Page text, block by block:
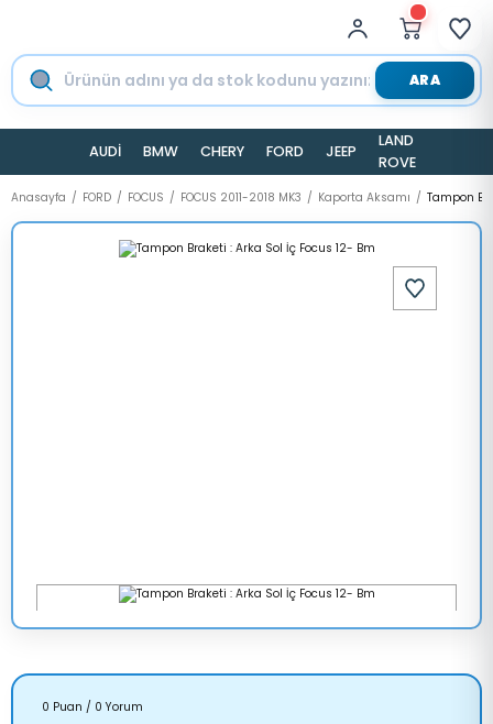
ARA
AUDİ BMW CHERY FORD JEEP
LAND
ROVER
Anasayfa FORD FOCUS FOCUS 2011-2018 MK3 Kaporta Aksamı Tampon
0 Puan / 0 Yorum